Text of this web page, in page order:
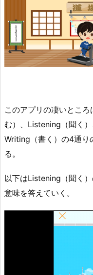
このアプリの凄いとこ
む）、Listening（聞く）
Writing（書く）の4通り
る。
以下はListening（聞く
意味を答えていく。